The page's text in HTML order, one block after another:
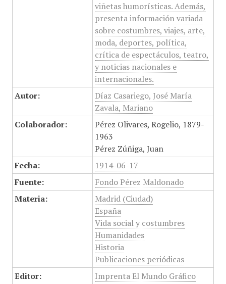
viñetas humorísticas. Además,
presenta información variada
sobre costumbres, viajes, arte,
moda, deportes, política,
crítica de espectáculos, teatro,
y noticias nacionales e
internacionales.
Autor:
Díaz Casariego, José María
Zavala, Mariano
Colaborador:
Pérez Olivares, Rogelio, 1879-
1963
Pérez Zúñiga, Juan
Fecha:
1914-06-17
Fuente:
Fondo Pérez Maldonado
Materia:
Madrid (Ciudad)
España
Vida social y costumbres
Humanidades
Historia
Publicaciones periódicas
Editor:
Imprenta El Mundo Gráfico